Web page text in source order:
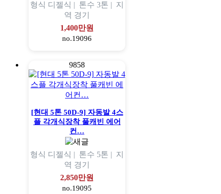
형식 디젤식 | 톤수 3톤 | 지
역 경기
1,400만원
no.19096
9858
[현대 5톤 50D-9] 자동발 4스
플 각개식장착 풀캐빈 에어
컨…
형식 디젤식 | 톤수 5톤 | 지
역 경기
2,850만원
no.19095